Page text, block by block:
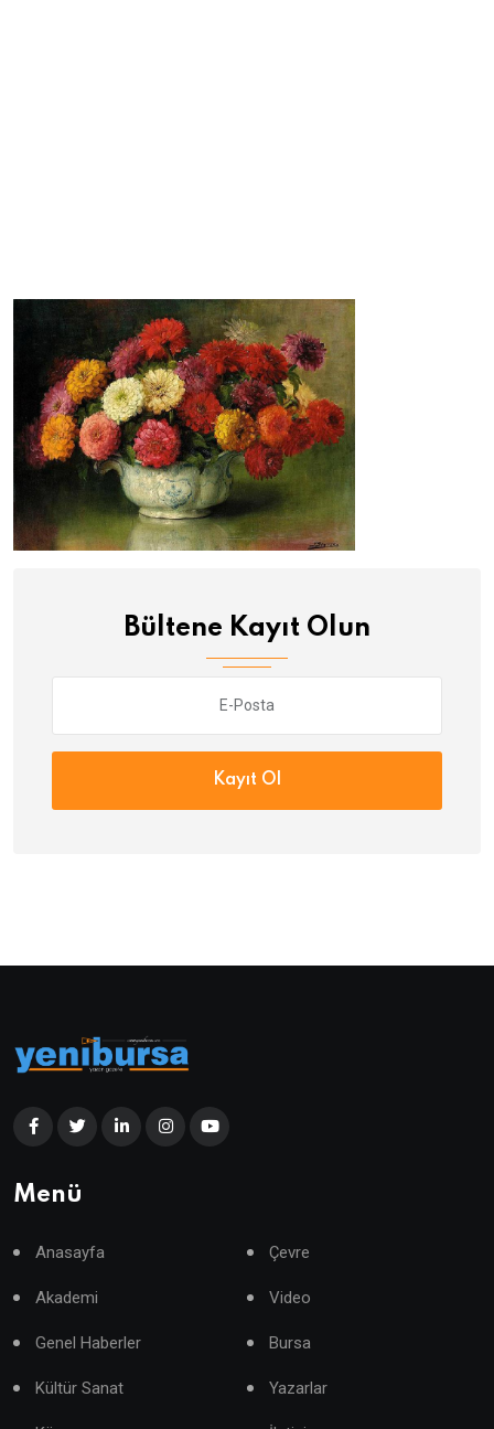
Bültene Kayıt Olun
Kayıt Ol
Menü
Anasayfa Çevre
Akademi Video
Genel Haberler Bursa
Kültür Sanat Yazarlar